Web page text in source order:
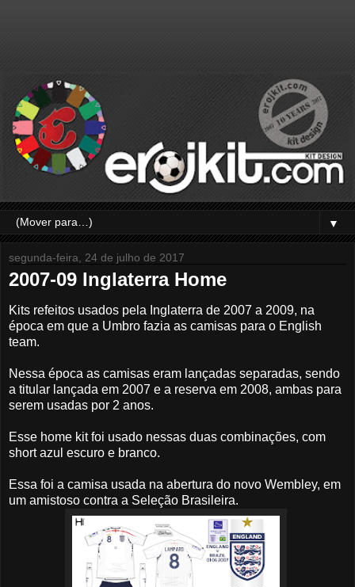
▼
segunda-feira, 24 de julho de 2017
2007-09 Inglaterra Home
Kits refeitos usados pela Inglaterra de 2007 a 2009, na
época em que a Umbro fazia as camisas para o English
team.
Nessa época as camisas eram lançadas separadas, sendo
a titular lançada em 2007 e a reserva em 2008, ambas para
serem usadas por 2 anos.
Esse home kit foi usado nessas duas combinações, com
short azul escuro e branco.
Essa foi a camisa usada na abertura do novo Wembley, em
um amistoso contra a Seleção Brasileira.